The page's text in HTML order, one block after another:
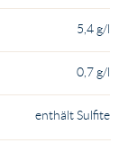
5,4 g/l
0,7 g/l
enthält Sulfite